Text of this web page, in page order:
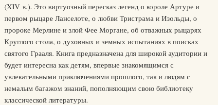
(XIV в.). Это виртуозный пересказ легенд о короле Артуре и
первом рыцаре Ланселоте, о любви Тристрама и Изольды, о
пророке Мерлине и злой Фее Моргане, об отважных рыцарях
Круглого стола, о духовных и земных испытаниях в поисках
святого Грааля. Книга предназначена для широкой аудитории и
будет интересна как детям, впервые знакомящимся с
увлекательными приключениями прошлого, так и людям с
немалым багажом знаний, пополняющим свою библиотеку
классической литературы.